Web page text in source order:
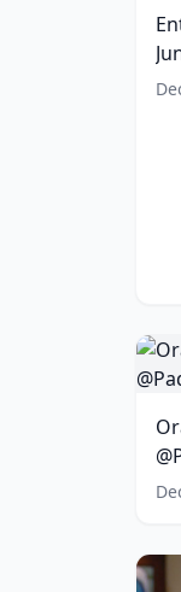
da
|
com